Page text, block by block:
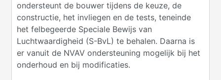
ondersteunt de bouwer tijdens de keuze, de
constructie, het invliegen en de tests, teneinde
het felbegeerde Speciale Bewijs van
Luchtwaardigheid (S-BvL) te behalen. Daarna is
er vanuit de NVAV ondersteuning mogelijk bij het
onderhoud en bij modificaties.